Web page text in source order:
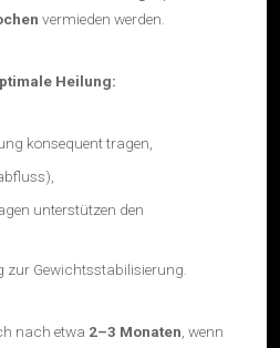
vermieden werden.
Heilung:
konsequent tragen,
unterstützen den
zur Gewichtsstabilisierung.
nach etwa 2–3 Monaten , wenn